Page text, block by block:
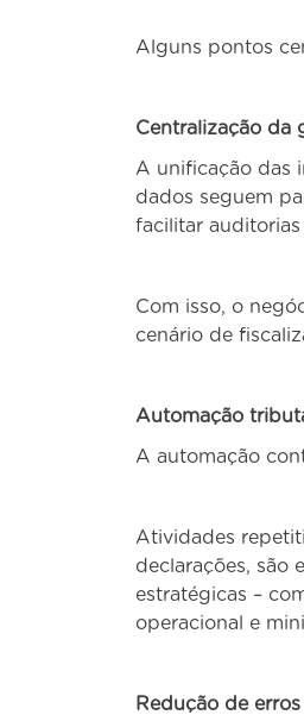
Alguns pontos
Centralização da
A unificação das
dados seguem
facilitar auditorias
Com isso, o
cenário de
Automação
A automação
Atividades
declarações, são
estratégicas –
operacional e
Redução de